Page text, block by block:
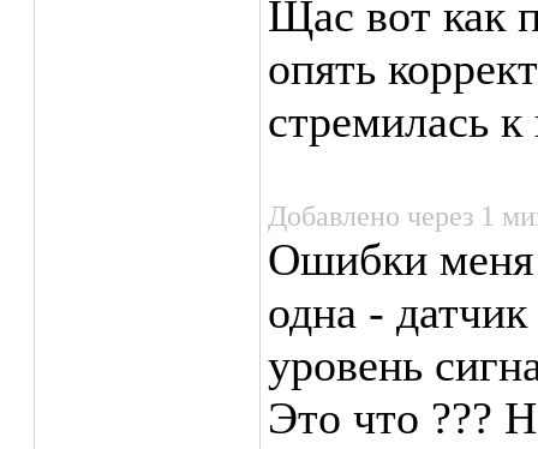
Щас вот как
опять
стремилась
Добавлено через 1
Ошибки меня
одна -
уровень
Это что ???